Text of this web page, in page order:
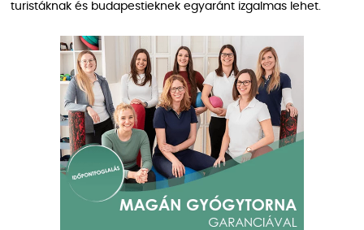
turistáknak és budapestieknek egyaránt izgalmas lehet.